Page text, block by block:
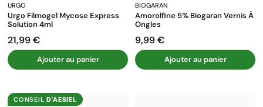
URGO
Urgo Filmogel Mycose Express
Solution 4ml
Prix
21,99 €
Ajouter au panier
BIOGARAN
Amorolfine 5% Biogaran Vernis À
Ongles
Prix
9,99 €
Ajouter au panier
CONSEILD'AESIEL